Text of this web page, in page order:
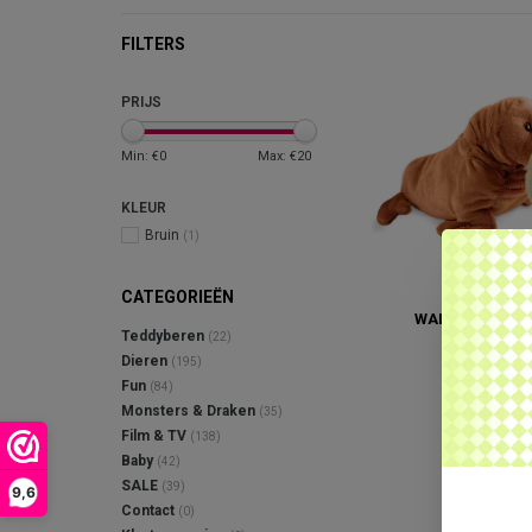
9,6
FILTERS
PRIJS
Min: €0 Max: €20
KLEUR
Bruin (1)
CATEGORIEËN
Teddyberen (22)
Dieren (195)
Fun (84)
Monsters & Draken (35)
Film & TV (138)
Baby (42)
SALE (39)
Contact (0)
WALRUS
€19,95